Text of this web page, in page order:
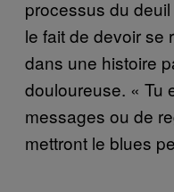
processus du
le fait de devoir se
dans une histoire
douloureuse. « Tu
messages ou de
mettront le blues